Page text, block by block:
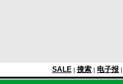
SALE | 搜索 | 电子报